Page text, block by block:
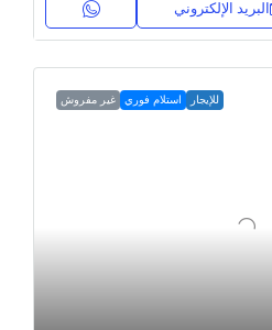
البريد الإلكتروني
للإيجار استلام فوري غير مفروش